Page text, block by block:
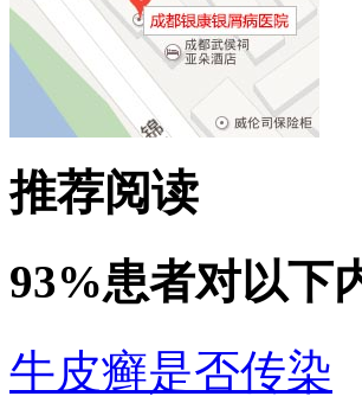
推荐阅读
93%患者对以下
牛皮癣是否传染